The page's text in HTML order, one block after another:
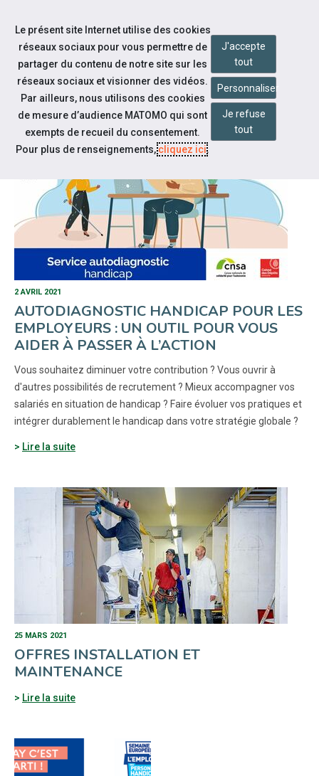
Aller au contenu
NOS ACTUALITÉS
2 AVRIL 2021
AUTODIAGNOSTIC HANDICAP POUR LES
EMPLOYEURS : UN OUTIL POUR VOUS
AIDER À PASSER À L’ACTION
Vous souhaitez diminuer votre contribution ? Vous ouvrir à
d'autres possibilités de recrutement ? Mieux accompagner vos
salariés en situation de handicap ? Faire évoluer vos pratiques et
intégrer durablement le handicap dans votre stratégie globale ?
Lire la suite
25 MARS 2021
OFFRES INSTALLATION ET
MAINTENANCE
Lire la suite
Le présent site Internet utilise des cookies
réseaux sociaux pour vous permettre de
partager du contenu de notre site sur les
réseaux sociaux et visionner des vidéos.
Par ailleurs, nous utilisons des cookies
de mesure d’audience MATOMO qui sont
exempts de recueil du consentement.
Pour plus de renseignements,cliquez ici.
J'accepte
tout
Personnaliser
Je refuse
tout